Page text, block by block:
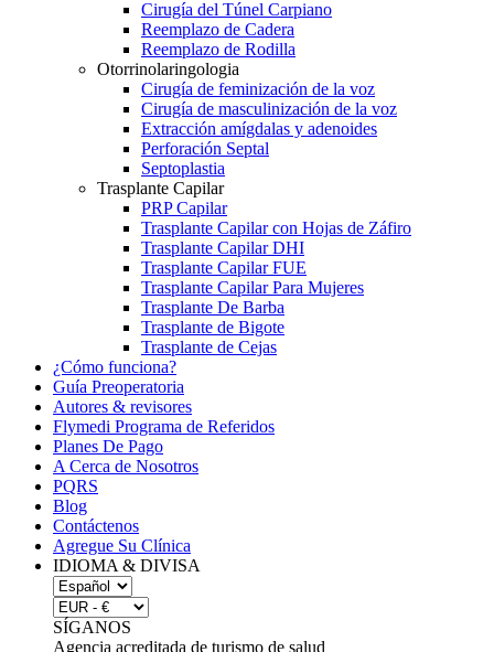
Cirugía del Túnel Carpiano
Reemplazo de Cadera
Reemplazo de Rodilla
Otorrinolaringologia
Cirugía de feminización de la voz
Cirugía de masculinización de la voz
Extracción amígdalas y adenoides
Perforación Septal
Septoplastia
Trasplante Capilar
PRP Capilar
Trasplante Capilar con Hojas de Záfiro
Trasplante Capilar DHI
Trasplante Capilar FUE
Trasplante Capilar Para Mujeres
Trasplante De Barba
Trasplante de Bigote
Trasplante de Cejas
¿Cómo funciona?
Guía Preoperatoria
Autores & revisores
Flymedi Programa de Referidos
Planes De Pago
A Cerca de Nosotros
PQRS
Blog
Contáctenos
Agregue Su Clínica
IDIOMA & DIVISA
SÍGANOS
Agencia acreditada de turismo de salud